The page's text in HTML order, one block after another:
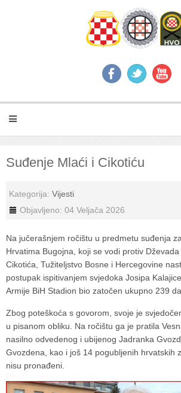
Suđenje Mlaći i Cikotiću
Kategorija: Vijesti
Objavljeno: 04 Veljača 2026
Na jučerašnjem ročištu u predmetu suđenja
Hrvatima Bugojna, koji se vodi protiv
Cikotića, Tužiteljstvo Bosne i Hercegovine
postupak ispitivanjem svjedoka Josipa
Armije BiH Stadion bio zatočen ukupno 239
Zbog poteškoća s govorom, svoje je
u pisanom obliku. Na ročištu ga je pratila
nasilno odvedenog i ubijenog Jadranka
Gvozdena, kao i još 14 pogubljenih hrvatskih
nisu pronađeni.